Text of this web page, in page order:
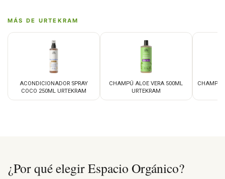
MÁS DE URTEKRAM
ACONDICIONADOR SPRAY
COCO 250ML URTEKRAM
CHAMPÚ ALOE VERA 500ML
URTEKRAM
CHAMPÚ
¿Por qué elegir Espacio Orgánico?